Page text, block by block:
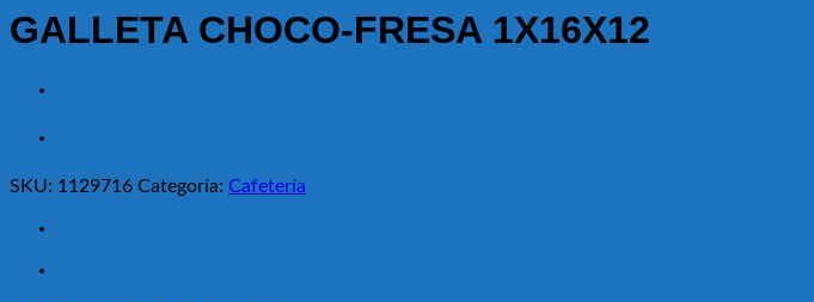
GALLETA CHOCO-FRESA 1X16X12
SKU: 1129716 Categoría: Cafetería